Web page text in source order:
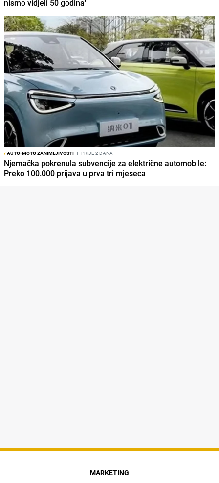
nismo vidjeli 50 godina'
/AUTO-MOTO ZANIMLJIVOSTI I PRIJE 2 DANA
Njemačka pokrenula subvencije za električne automobile:
Preko 100.000 prijava u prva tri mjeseca
MARKETING